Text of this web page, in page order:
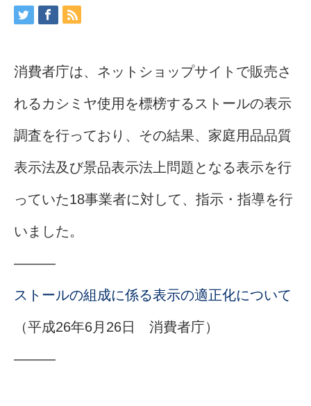
消費者庁は、ネットショップサイトで販売さ
れるカシミヤ使用を標榜するストールの表示
調査を行っており、その結果、家庭用品品質
表示法及び景品表示法上問題となる表示を行
っていた18事業者に対して、指示・指導を行
いました。
———
ストールの組成に係る表示の適正化について
（平成26年6月26日 消費者庁）
———